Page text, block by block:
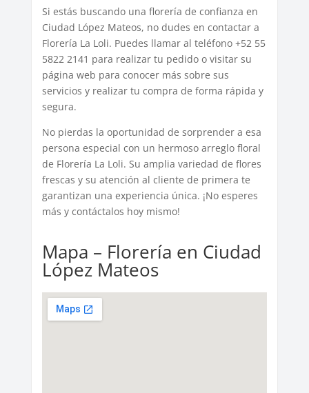
Si estás buscando una florería de confianza en
Ciudad López Mateos, no dudes en contactar a
Florería La Loli. Puedes llamar al teléfono +52 55
5822 2141 para realizar tu pedido o visitar su
página web para conocer más sobre sus
servicios y realizar tu compra de forma rápida y
segura.
No pierdas la oportunidad de sorprender a esa
persona especial con un hermoso arreglo floral
de Florería La Loli. Su amplia variedad de flores
frescas y su atención al cliente de primera te
garantizan una experiencia única. ¡No esperes
más y contáctalos hoy mismo!
Mapa – Florería en Ciudad
López Mateos